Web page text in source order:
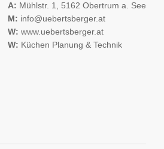
A: Mühlstr. 1, 5162 Obertrum a. See
M: info@uebertsberger.at
W: www.uebertsberger.at
W: Küchen Planung & Technik